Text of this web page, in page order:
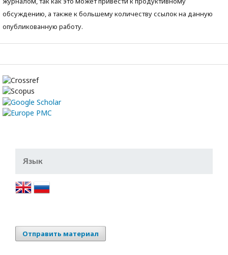
обсуждению, а также к большему количеству ссылок на данную
опубликованную работу.
Язык
Отправить материал